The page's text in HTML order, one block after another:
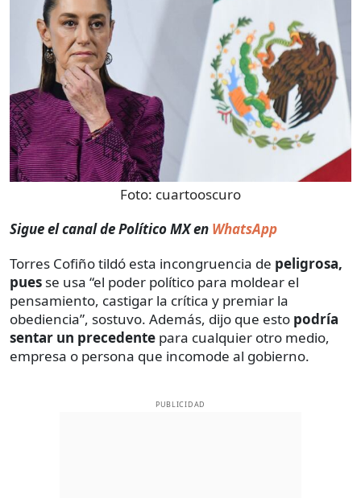
Foto:cuartooscuro
puesse usa “el poder político para moldear el
pensamiento, castigar la crítica y premiar la
obediencia”, sostuvo. Además, dijo que esto
sentar un precedentepara cualquier otro medio,
empresa o persona que incomode al gobierno.